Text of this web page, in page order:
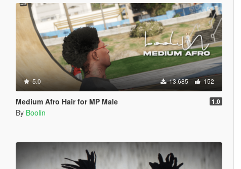
5.0 13.685 152
Medium Afro Hair for MP Male 1.0
By Boolin